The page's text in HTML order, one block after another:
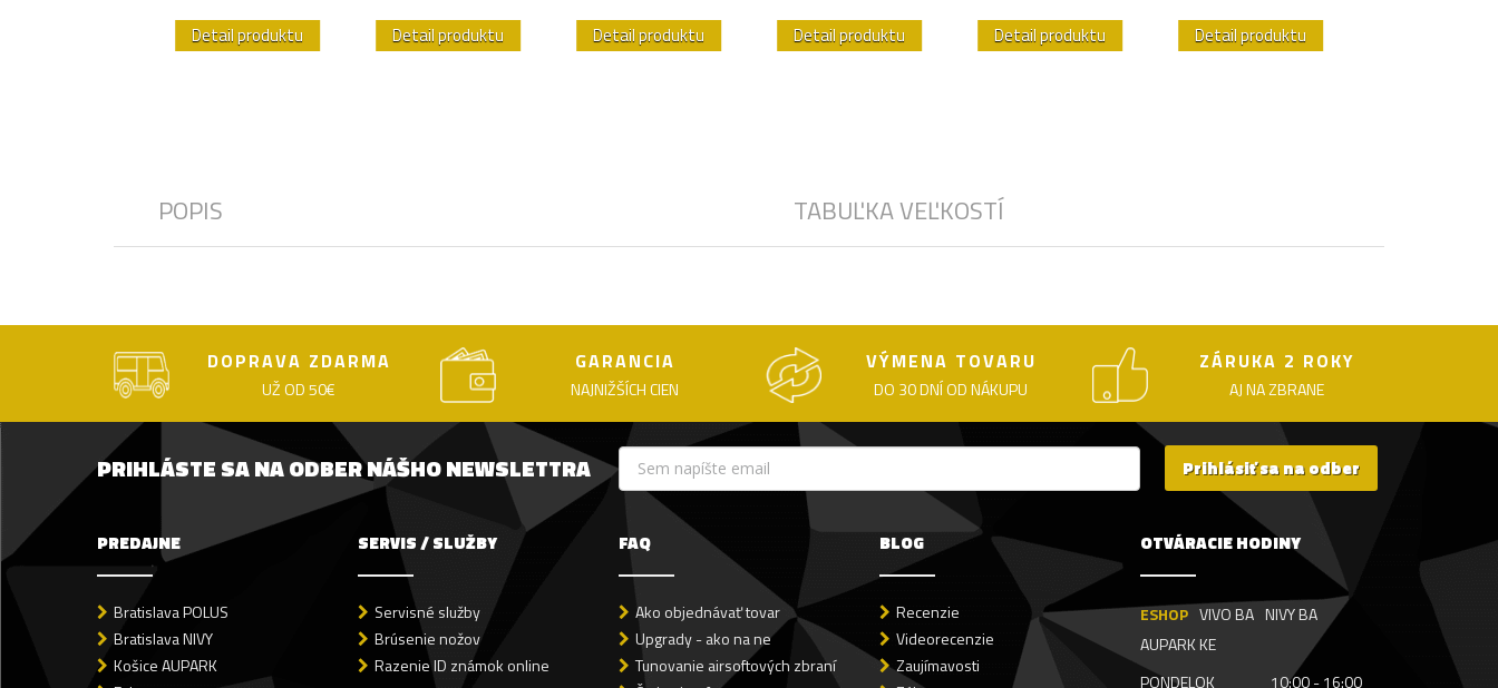
Detail produktu Detail produktu Detail produktu Detail produktu Detail produktu Detail produktu
POPIS TABUĽKA VEĽKOSTÍ
DOPRAVA ZDARMA
UŽ OD 50€
GARANCIA
NAJNIŽŠÍCH CIEN
VÝMENA TOVARU
DO 30 DNÍ OD NÁKUPU
ZÁRUKA 2 ROKY
AJ NA ZBRANE
PRIHLÁSTE SA NA ODBER NÁŠHO NEWSLETTRA Prihlásiť sa na odber
PREDAJNE
Bratislava POLUS
Bratislava NIVY
Košice AUPARK
SERVIS / SLUŽBY
Servisné služby
Brúsenie nožov
Razenie ID známok online
FAQ
Ako objednávať tovar
Upgrady - ako na ne
Tunovanie airsoftových zbraní
BLOG
Recenzie
Videorecenzie
Zaujímavosti
OTVÁRACIE HODINY
ESHOP VIVO BA NIVY BA
AUPARK KE
PONDELOK
10:00 - 16:00